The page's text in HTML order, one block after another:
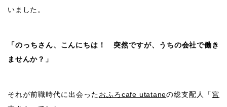
いました。
「のっちさん、こんにちは！ 突然ですが、うちの会社で働き
ませんか？」
それが前職時代に出会ったおふろcafe utataneの総支配人「宮